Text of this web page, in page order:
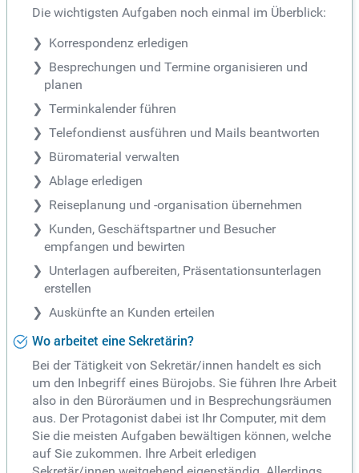
Die wichtigsten Aufgaben noch einmal im Überblick:
Korrespondenz erledigen
Besprechungen und Termine organisieren und
planen
Terminkalender führen
Telefondienst ausführen und Mails beantworten
Büromaterial verwalten
Ablage erledigen
Reiseplanung und -organisation übernehmen
Kunden, Geschäftspartner und Besucher
empfangen und bewirten
Unterlagen aufbereiten, Präsentationsunterlagen
erstellen
Auskünfte an Kunden erteilen
Wo arbeitet eine Sekretärin?
Bei der Tätigkeit von Sekretär/innen handelt es sich
um den Inbegriff eines Bürojobs. Sie führen Ihre Arbeit
also in den Büroräumen und in Besprechungsräumen
aus. Der Protagonist dabei ist Ihr Computer, mit dem
Sie die meisten Aufgaben bewältigen können, welche
auf Sie zukommen. Ihre Arbeit erledigen